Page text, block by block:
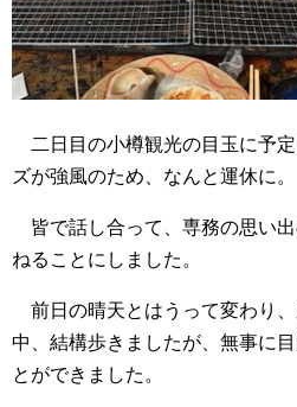
二日目の小樽観光の目玉に予
ズが強風のため、なんと運休に。
皆で話し合って、専務の思い
ねることにしました。
前日の晴天とはうって変わり、
中、結構歩きましたが、無事に
とができました。